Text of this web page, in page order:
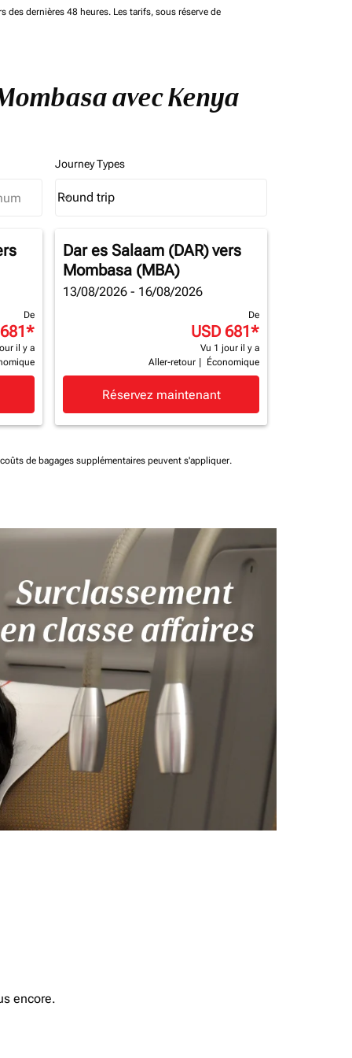
dernières 48 heures. Les tarifs, sous réserve de
avec Kenya
Journey Types
Journey Types option Round trip Selected
Round trip
keyboard_arrow_down
De
*
il y a
Dar es Salaam (DAR)vers
Mombasa (MBA)
13/08/2026 - 16/08/2026
De
USD 681*
Vu 1 jour il y a
Aller-retour
Économique
Réservez maintenant
de bagages supplémentaires peuvent s'appliquer.
encore.